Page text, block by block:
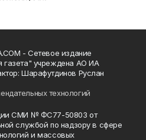
- Сетевое издание
газета" учреждена АО ИА
Шарафутдинов Руслан
технологий
СМИ № ФС77-50803 от
службой по надзору в сфере
и массовых